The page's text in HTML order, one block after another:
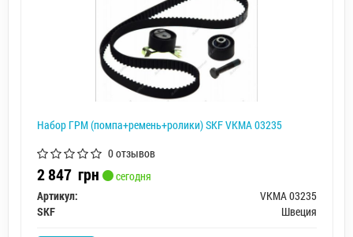
Набор ГРМ (помпа+ремень+ролики) SKF VKMA 03235
0 отзывов
2 847 грн
сегодня
Артикул:
VKMA 03235
SKF
Швеция